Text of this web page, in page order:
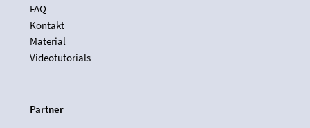
FAQ
Kontakt
Material
Videotutorials
Partner